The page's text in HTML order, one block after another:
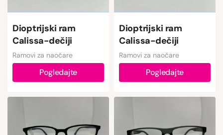
Dioptrijski ram
Calissa-dečiji
Ramovi za naočare
Pogledajte
Dioptrijski ram
Calissa-dečiji
Ramovi za naočare
Pogledajte